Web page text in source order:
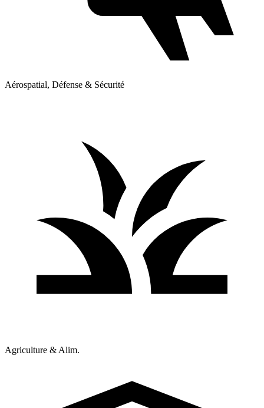
Aérospatial, Défense & Sécurité
Agriculture & Alim.